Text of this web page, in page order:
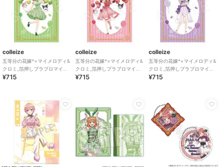
colleize
五等分の花嫁*×マイメロディ&
クロミ_箔押しプラブロマイド
バルーン&リボンVer. 四葉
¥715
colleize
五等分の花嫁*×マイメロディ&
クロミ_箔押しプラブロマイド
バルーン&リボンVer. 五月
¥715
colleize
五等分の花嫁*×マイメロディ&
クロミ_箔押しプラブロマイド
バルーン&リボンVer. 二乃
¥715